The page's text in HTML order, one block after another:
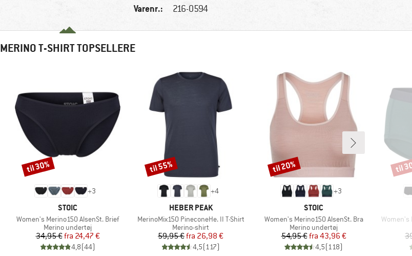
Varenr.: 216-0594
MERINO T-SHIRT TOPSELLERE
+3
MÆRKE
STOIC
Artikel
Women's Merino150 AlsenSt. Brief
Produktgruppe
Merino undertøj
Pris
34,95 € Nedsat pris
fra 24,47 €
4,8(44)
Rabat
til 30%
+4
MÆRKE
HEBER PEAK
Artikel
MerinoMix150 PineconeHe. II T-Shirt
Produktgruppe
Merino-shirt
Pris
59,95 € Nedsat pris
fra 26,98 €
4,5(117)
Rabat
til 55%
+3
MÆRKE
STOIC
Artikel
Women's Merino150 AlsenSt. Bra
Produktgruppe
Merino undertøj
Pris
54,95 € Nedsat pris
fra 43,96 €
4,5(118)
Rabat
til 20%
Artikel
Women's
Rabat
til